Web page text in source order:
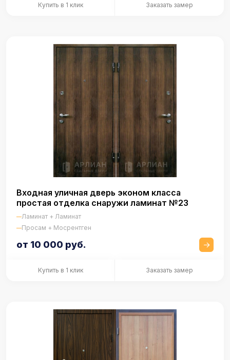
Купить в 1 клик Заказать замер
Входная уличная дверь эконом класса
простая отделка снаружи ламинат №23
Ламинат + Ламинат
Просам + Мосрентген
от 10 000 руб.
Купить в 1 клик Заказать замер